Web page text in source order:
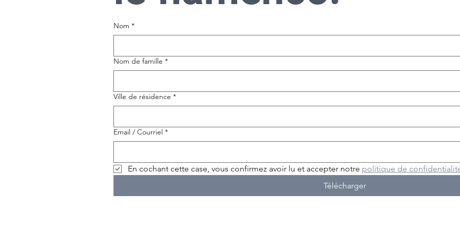
Nom *
Nom de famille *
Ville de résidence *
Email / Courriel *
En cochant cette case, vous confirmez avoir lu et accepter notre politique de
Télécharger